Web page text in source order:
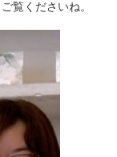
覧くださいね。